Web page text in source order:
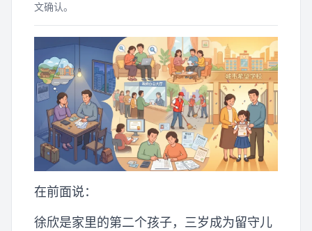
文确认。
在前面说：
徐欣是家里的第二个孩子，三岁成为留守儿